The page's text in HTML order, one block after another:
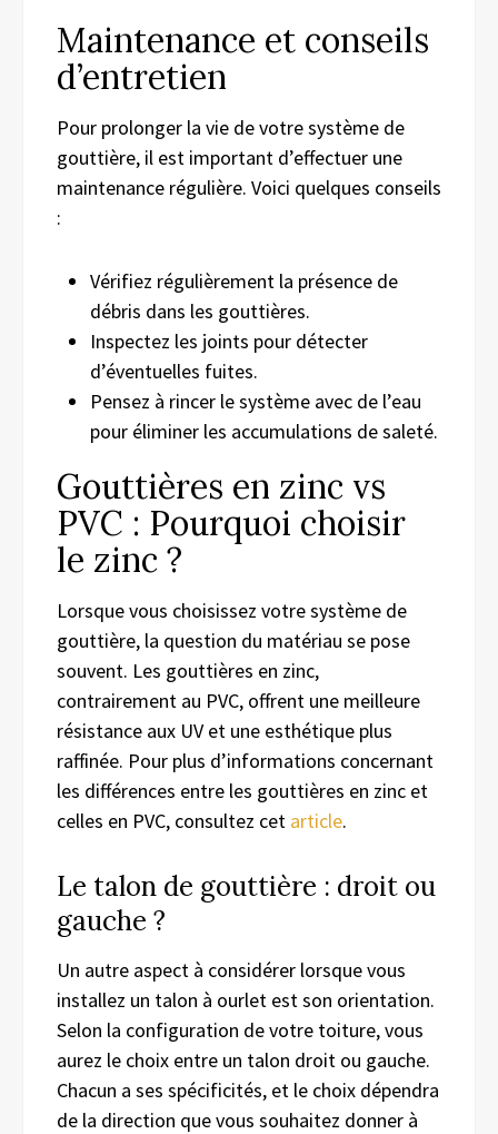
Maintenance et conseils
d’entretien
Pour prolonger la vie de votre système de
gouttière, il est important d’effectuer une
maintenance régulière. Voici quelques conseils
:
Vérifiez régulièrement la présence de
débris dans les gouttières.
Inspectez les joints pour détecter
d’éventuelles fuites.
Pensez à rincer le système avec de l’eau
pour éliminer les accumulations de saleté.
Gouttières en zinc vs
PVC : Pourquoi choisir
le zinc ?
Lorsque vous choisissez votre système de
gouttière, la question du matériau se pose
souvent. Les gouttières en zinc,
contrairement au PVC, offrent une meilleure
résistance aux UV et une esthétique plus
raffinée. Pour plus d’informations concernant
les différences entre les gouttières en zinc et
celles en PVC, consultez cet article.
Le talon de gouttière : droit ou
gauche ?
Un autre aspect à considérer lorsque vous
installez un talon à ourlet est son orientation.
Selon la configuration de votre toiture, vous
aurez le choix entre un talon droit ou gauche.
Chacun a ses spécificités, et le choix dépendra
de la direction que vous souhaitez donner à